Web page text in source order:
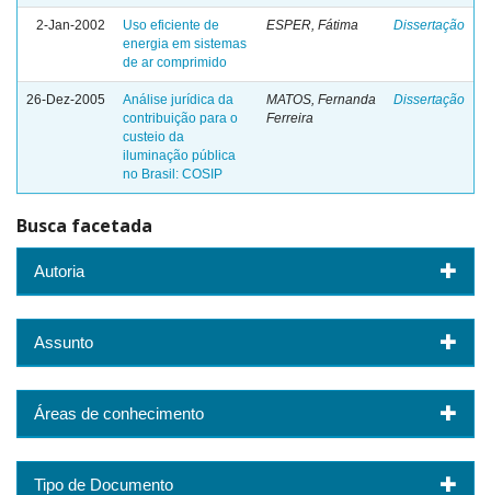
2-Jan-2002
Uso eficiente de
energia em sistemas
de ar comprimido
ESPER, Fátima Dissertação
26-Dez-2005
Análise jurídica da
contribuição para o
custeio da
iluminação pública
no Brasil: COSIP
MATOS, Fernanda
Ferreira
Dissertação
Busca facetada
Autoria
Assunto
Áreas de conhecimento
Tipo de Documento